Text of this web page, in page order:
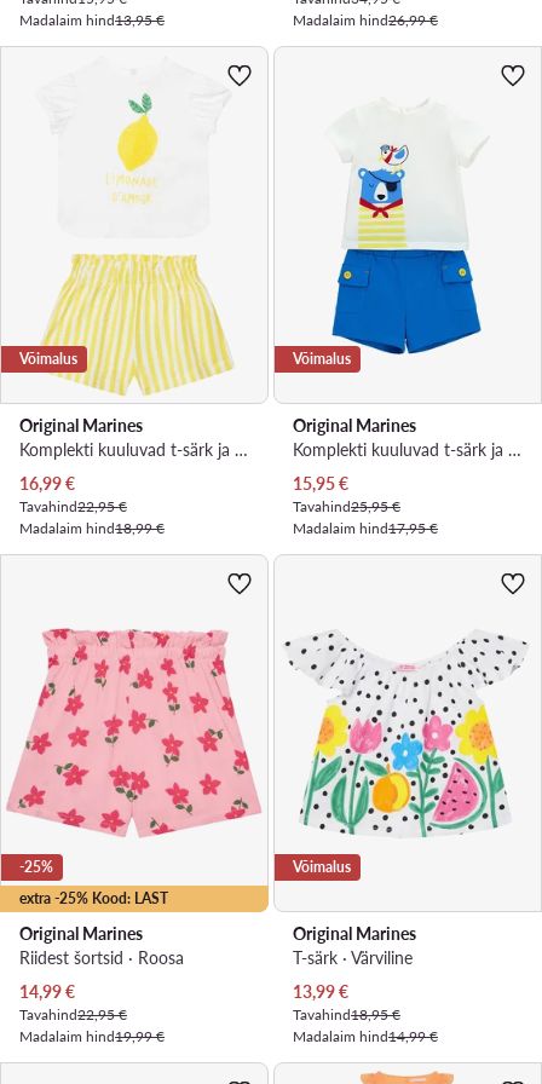
Madalaim hind13,95 €
Madalaim hind26,99 €
Võimalus
Original Marines
Komplekti kuuluvad t-särk ja šortsid · Kollane
Praegune hind
16,99€
Tavahind22,95 €
Madalaim hind18,99 €
Võimalus
Original Marines
Komplekti kuuluvad t-särk ja šortsid · Valge
Praegune hind
15,95€
Tavahind25,95 €
Madalaim hind17,95 €
extra -25% Kood: LAST
-25%
Original Marines
Riidest šortsid · Roosa
Praegune hind
14,99€
Tavahind22,95 €
Madalaim hind19,99 €
Võimalus
Original Marines
T-särk · Värviline
Praegune hind
13,99€
Tavahind18,95 €
Madalaim hind14,99 €